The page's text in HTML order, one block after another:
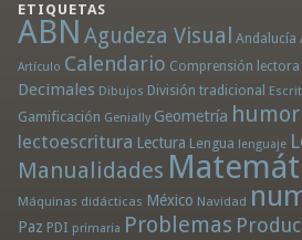
ETIQUETAS
ABN Agudeza Visual Andalucía
Artículo Calendario Comprensión lectora
Decimales Dibujos División tradicional
Gamificación Genially Geometría humor
lectoescritura Lectura Lengua lenguaje
Manualidades
Máquinas didácticas México Navidad
Paz PDI primaria Problemas